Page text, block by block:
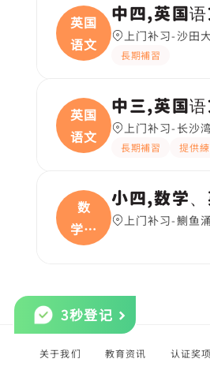
英国
语文
中四,英国
上门补习-沙田
長期補習
英国
语文
中三,英国
上门补习-长沙
長期補習 提供
数
学、
英国
小四,数学
上门补习-鰂鱼涌
关于我们 教育资讯 认证奖项
3秒登记